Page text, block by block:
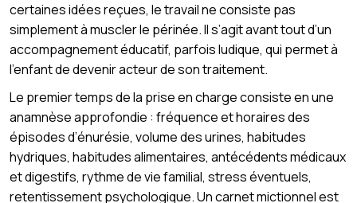
certaines idées reçues, le travail ne consiste pas
simplement à muscler le périnée. Il s’agit avant tout d’un
accompagnement éducatif, parfois ludique, qui permet à
l’enfant de devenir acteur de son traitement.
Le premier temps de la prise en charge consiste en une
anamnèse approfondie : fréquence et horaires des
épisodes d’énurésie, volume des urines, habitudes
hydriques, habitudes alimentaires, antécédents médicaux
et digestifs, rythme de vie familial, stress éventuels,
retentissement psychologique. Un carnet mictionnel est